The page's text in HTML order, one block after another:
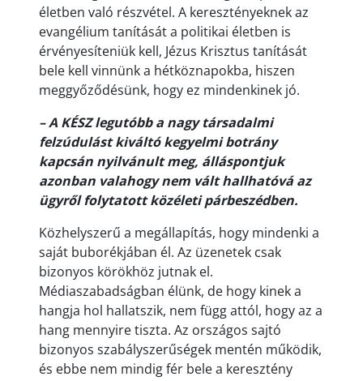
életben való részvétel. A keresztényeknek az
evangélium tanítását a politikai életben is
érvényesíteniük kell, Jézus Krisztus tanítását
bele kell vinnünk a hétköznapokba, hiszen
meggyőződésünk, hogy ez mindenkinek jó.
– A KÉSZ legutóbb a nagy társadalmi
felzúdulást kiváltó kegyelmi botrány
kapcsán nyilvánult meg, álláspontjuk
azonban valahogy nem vált hallhatóvá az
ügyről folytatott közéleti párbeszédben.
Közhelyszerű a megállapítás, hogy mindenki a
saját buborékjában él. Az üzenetek csak
bizonyos körökhöz jutnak el.
Médiaszabadságban élünk, de hogy kinek a
hangja hol hallatszik, nem függ attól, hogy az a
hang mennyire tiszta. Az országos sajtó
bizonyos szabályszerűségek mentén működik,
és ebbe nem mindig fér bele a keresztény